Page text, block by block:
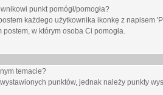
punkt pomógł/pomogła?
każdego użytkownika ikonkę z napisem
postem, w którym osoba Ci pomogła.
temacie?
punktów, jednak należy punkty